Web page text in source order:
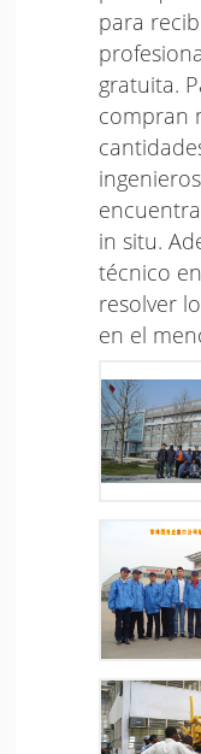
para
gratuita.
compran
in situ.
técnico
resolver
en el